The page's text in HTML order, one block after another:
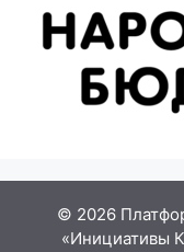
© 2026
«Инициативы